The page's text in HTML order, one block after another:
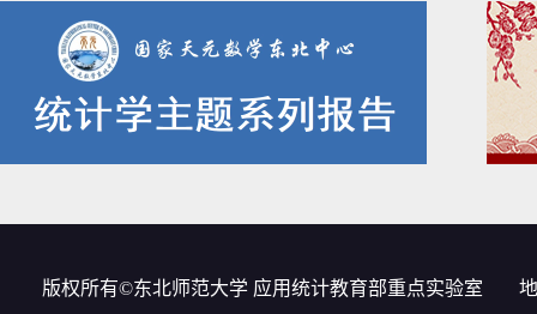
版权所有©东北师范大学 应用统计教育部重点实验室